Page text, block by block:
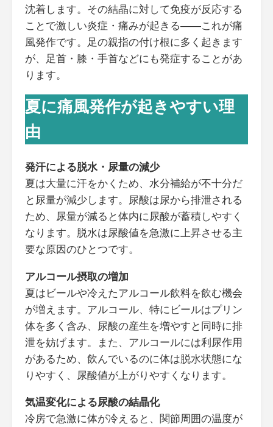
沈着します。その結晶に対して免疫が反応する
ことで激しい炎症・痛みが起きる——これが痛
風発作です。足の親指の付け根に多く起きます
が、足首・膝・手首などにも発症することがあ
ります。
夏に痛風発作が起きやすい理
由
発汗による脱水・尿量の減少
夏は大量に汗をかくため、水分補給が不十分だ
と尿量が減少します。尿酸は尿から排泄される
ため、尿量が減ると体内に尿酸が蓄積しやすく
なります。脱水は尿酸値を急激に上昇させる主
要な原因のひとつです。
アルコール摂取の増加
夏はビールや冷えたアルコール飲料を飲む機会
が増えます。アルコール、特にビールはプリン
体を多く含み、尿酸の産生を増やすと同時に排
泄を妨げます。また、アルコールには利尿作用
があるため、飲んでいるのに体は脱水状態にな
りやすく、尿酸値が上がりやすくなります。
気温変化による尿酸の結晶化
冷房で急激に体が冷えると、関節周囲の温度が